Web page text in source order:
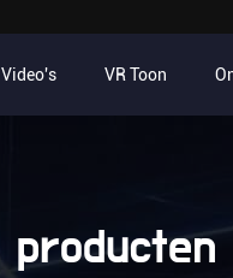
Video's VR Toon
producten